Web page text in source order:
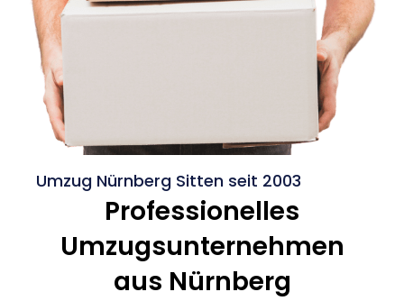
Umzug Nürnberg Sitten seit 2003
Professionelles
Umzugsunternehmen
aus Nürnberg